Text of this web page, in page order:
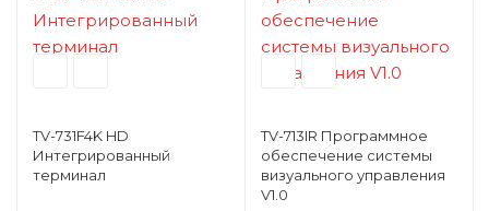
TV-731F4K HD
Интегрированный
терминал
TV-713IR Программное
обеспечение системы
визуального управления
V1.0